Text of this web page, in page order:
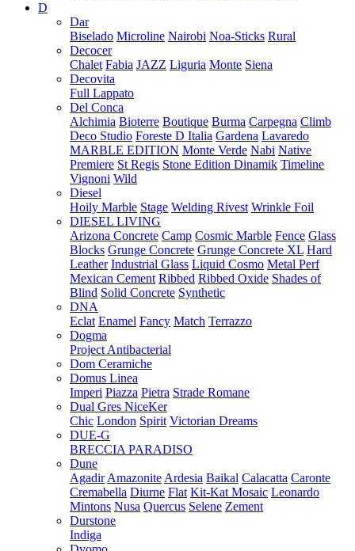
D
Dar
Biselado Microline Nairobi Noa-Sticks Rural
Decocer
Chalet Fabia JAZZ Liguria Monte Siena
Decovita
Full Lappato
Del Conca
Alchimia Bioterre Boutique Burma Carpegna Climb
Deco Studio Foreste D Italia Gardena Lavaredo
MARBLE EDITION Monte Verde Nabi Native
Premiere St Regis Stone Edition Dinamik Timeline
Vignoni Wild
Diesel
Hoily Marble Stage Welding Rivest Wrinkle Foil
DIESEL LIVING
Arizona Concrete Camp Cosmic Marble Fence Glass
Blocks Grunge Concrete Grunge Concrete XL Hard
Leather Industrial Glass Liquid Cosmo Metal Perf
Mexican Cement Ribbed Ribbed Oxide Shades of
Blind Solid Concrete Synthetic
DNA
Eclat Enamel Fancy Match Terrazzo
Dogma
Project Antibacterial
Dom Ceramiche
Domus Linea
Imperi Piazza Pietra Strade Romane
Dual Gres NiceKer
Chic London Spirit Victorian Dreams
DUE-G
BRECCIA PARADISO
Dune
Agadir Amazonite Ardesia Baikal Calacatta Caronte
Cremabella Diurne Flat Kit-Kat Mosaic Leonardo
Mintons Nusa Quercus Selene Zement
Durstone
Indiga